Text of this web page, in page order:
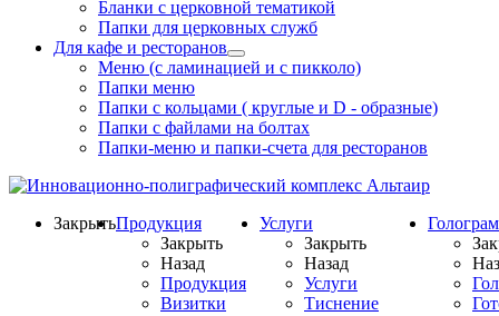
Бланки с церковной тематикой
Папки для церковных служб
Для кафе и ресторанов
Меню (с ламинацией и с пикколо)
Папки меню
Папки с кольцами ( круглые и D - образные)
Папки с файлами на болтах
Папки-меню и папки-счета для ресторанов
ЗакрытьПродукция
Закрыть
Назад
Продукция
Визитки
Услуги
Закрыть
Назад
Услуги
Тиснение